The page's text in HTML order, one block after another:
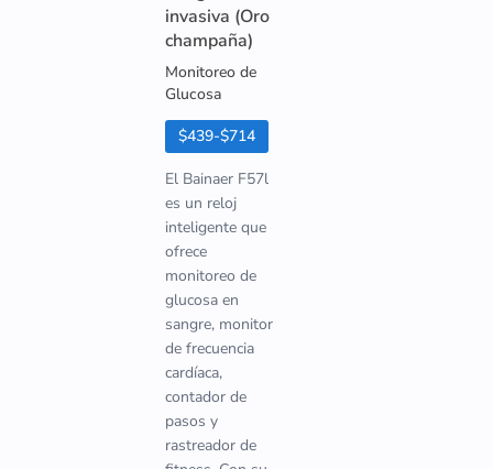
invasiva (Oro
champaña)
Monitoreo de
Glucosa
$439-$714
El Bainaer F57l
es un reloj
inteligente que
ofrece
monitoreo de
glucosa en
sangre, monitor
de frecuencia
cardíaca,
contador de
pasos y
rastreador de